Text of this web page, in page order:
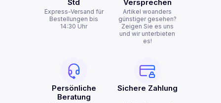
Std
Express-Versand für
Bestellungen bis
14:30 Uhr
Versprechen
Artikel woanders
günstiger gesehen?
Zeigen Sie es uns
und wir unterbieten
es!
Persönliche
Beratung
Sichere Zahlung